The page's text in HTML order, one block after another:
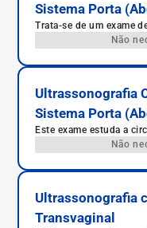
Sistema Porta
Trata-se de um exame
patologias do sistema
Não
Ultrassonografia
Sistema Porta
Este exame estuda a
todas as veias que
pâncreas e vesícula
Não
Ultrassonografia
Transvaginal